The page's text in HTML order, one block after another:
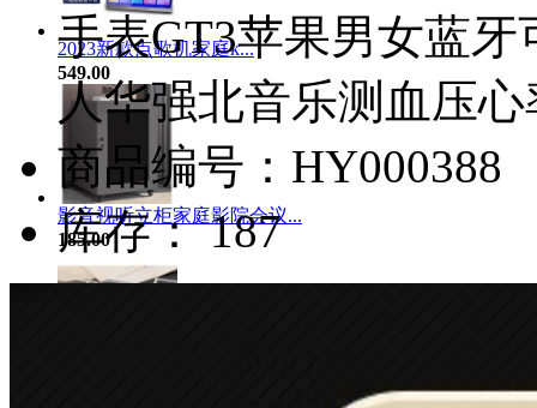
2023新款点歌机家庭k...
549.00
影音视听立柜家庭影院会议...
185.00
手表GT3苹果男女蓝牙
人华强北音乐测血压
商品编号：HY000388
库存： 187